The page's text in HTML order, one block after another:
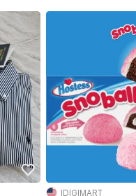
IDIGIMART